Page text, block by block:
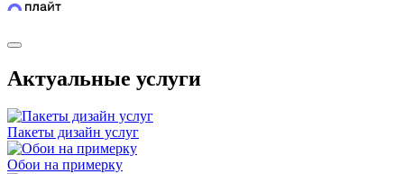
Актуальные услуги
Пакеты дизайн услуг
Обои на примерку